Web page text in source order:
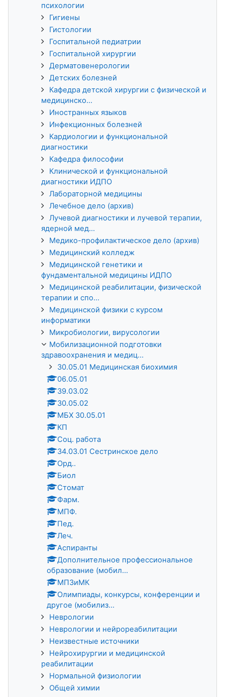
психологии
Гигиены
Гистологии
Госпитальной педиатрии
Госпитальной хирургии
Дерматовенерологии
Детских болезней
Кафедра детской хирургии с физической и
медицинско...
Иностранных языков
Инфекционных болезней
Кардиологии и функциональной
диагностики
Кафедра философии
Клинической и функциональной
диагностики ИДПО
Лабораторной медицины
Лечебное дело (архив)
Лучевой диагностики и лучевой терапии,
ядерной мед...
Медико-профилактическое дело (архив)
Медицинский колледж
Медицинской генетики и
фундаментальной медицины ИДПО
Медицинской реабилитации, физической
терапии и спо...
Медицинской физики с курсом
информатики
Микробиологии, вирусологии
Мобилизационной подготовки
здравоохранения и медиц...
30.05.01 Медицинская биохимия
06.05.01
39.03.02
30.05.02
МБХ 30.05.01
КП
Соц. работа
34.03.01 Сестринское дело
Орд..
Биол
Стомат
Фарм.
МПФ.
Пед.
Леч.
Аспиранты
Дополнительное профессиональное
образование (мобил...
МПЗиМК
Олимпиады, конкурсы, конференции и
другое (мобилиз...
Неврологии
Неврологии и нейрореабилитации
Неизвестные источники
Нейрохирургии и медицинской
реабилитации
Нормальной физиологии
Общей химии